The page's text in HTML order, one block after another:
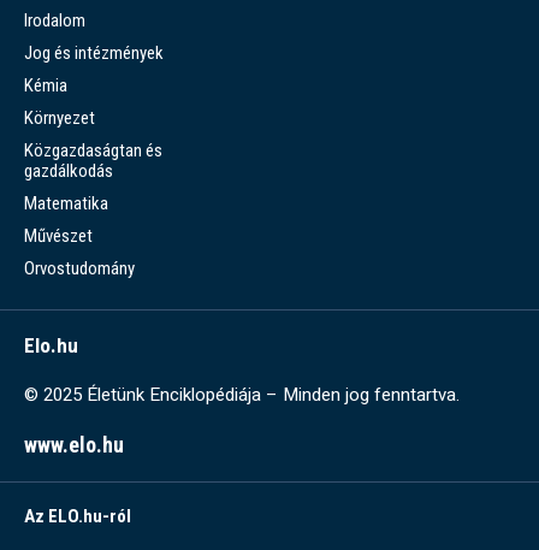
Irodalom
Jog és intézmények
Kémia
Környezet
Közgazdaságtan és
gazdálkodás
Matematika
Művészet
Orvostudomány
Elo.hu
© 2025 Életünk Enciklopédiája – Minden jog fenntartva.
www.elo.hu
Az ELO.hu-ról